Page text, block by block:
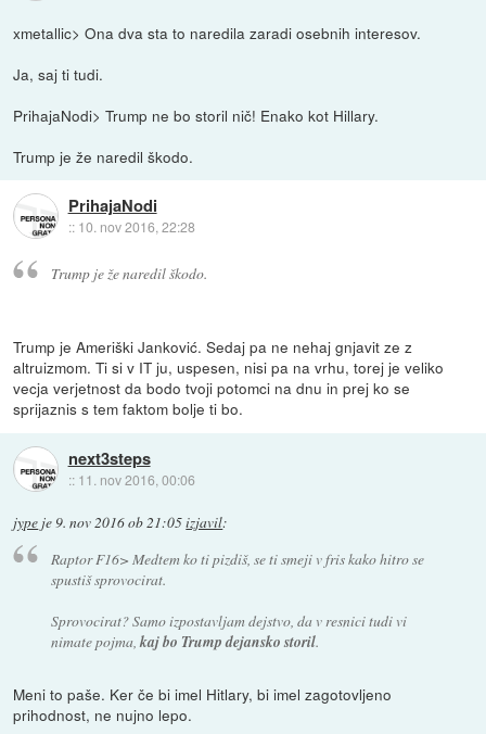
xmetallic> Ona dva sta to naredila zaradi osebnih interesov.
Ja, saj ti tudi.
PrihajaNodi> Trump ne bo storil nič! Enako kot Hillary.
Trump je že naredil škodo.
PrihajaNodi
:: 10. nov 2016, 22:28
Trump je že naredil škodo.
Trump je Ameriški Janković. Sedaj pa ne nehaj gnjavit ze z
altruizmom. Ti si v IT ju, uspesen, nisi pa na vrhu, torej je veliko
vecja verjetnost da bodo tvoji potomci na dnu in prej ko se
sprijaznis s tem faktom bolje ti bo.
next3steps
:: 11. nov 2016, 00:06
jype je9. nov 2016 ob 21:05izjavil:
Raptor F16> Medtem ko ti pizdiš, se ti smeji v fris kako hitro se
spustiš sprovocirat.
Sprovocirat? Samo izpostavljam dejstvo, da v resnici tudi vi
nimate pojma,kaj bo Trump dejansko storil.
Meni to paše. Ker če bi imel Hitlary, bi imel zagotovljeno
prihodnost, ne nujno lepo.